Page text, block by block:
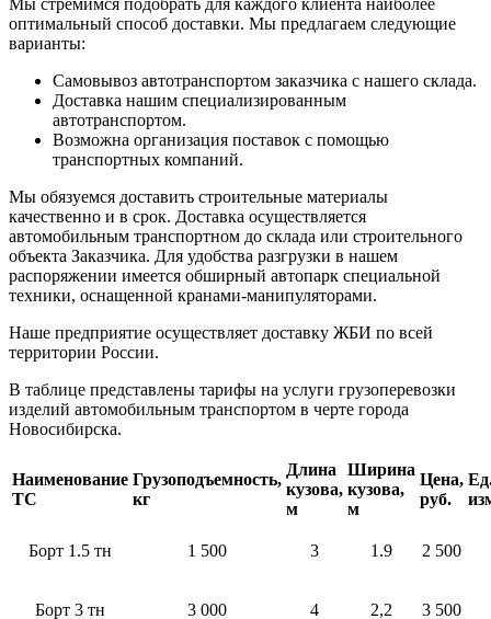
Мы стремимся подобрать для каждого клиента наиболее
оптимальный способ доставки. Мы предлагаем следующие
варианты:
Самовывоз автотранспортом заказчика с нашего склада.
Доставка нашим специализированным
автотранспортом.
Возможна организация поставок с помощью
транспортных компаний.
Мы обязуемся доставить строительные материалы
качественно и в срок. Доставка осуществляется
автомобильным транспортном до склада или строительного
объекта Заказчика. Для удобства разгрузки в нашем
распоряжении имеется обширный автопарк специальной
техники, оснащенной кранами-манипуляторами.
Наше предприятие осуществляет доставку ЖБИ по всей
территории России.
В таблице представлены тарифы на услуги грузоперевозки
изделий автомобильным транспортом в черте города
Новосибирска.
Наименование
ТС
Грузоподъемность,
кг
Длина
кузова,
м
Ширина
кузова,
м
Цена,
руб.
Борт 1.5 тн 1 500 3 1.9 2 500
Борт 3 тн 3 000 4 2,2 3 500